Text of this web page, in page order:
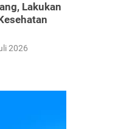
Lakukan
2026